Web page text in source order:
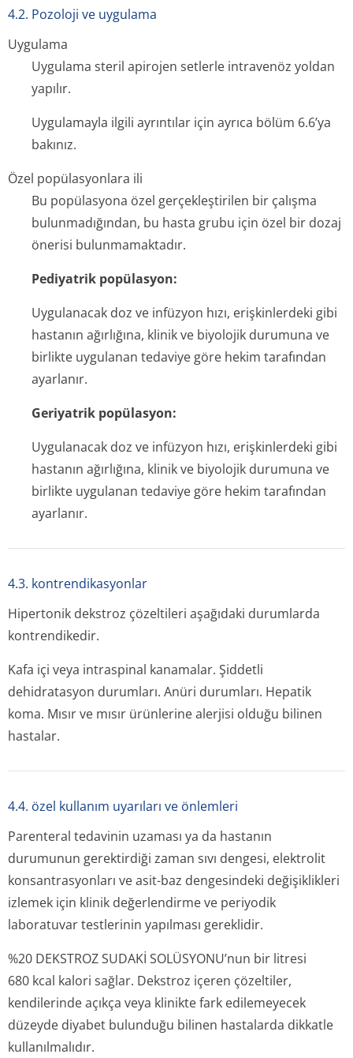
4.2. Pozoloji ve uygulama
Uygulama
Uygulama steril apirojen setlerle intravenöz yoldan
yapılır.
Uygulamayla ilgili ayrıntılar için ayrıca bölüm 6.6’ya
bakınız.
Özel popülasyonlara ili
Bu popülasyona özel gerçekleştirilen bir çalışma
bulunmadığından, bu hasta grubu için özel bir dozaj
önerisi bulunmamaktadır.
Pediyatrik popülasyon:
Uygulanacak doz ve infüzyon hızı, erişkinlerdeki gibi
hastanın ağırlığına, klinik ve biyolojik durumuna ve
birlikte uygulanan tedaviye göre hekim tarafından
ayarlanır.
Geriyatrik popülasyon:
Uygulanacak doz ve infüzyon hızı, erişkinlerdeki gibi
hastanın ağırlığına, klinik ve biyolojik durumuna ve
birlikte uygulanan tedaviye göre hekim tarafından
ayarlanır.
4.3. kontrendikasyonlar
Hipertonik dekstroz çözeltileri aşağıdaki durumlarda
kontrendikedir.
Kafa içi veya intraspinal kanamalar. Şiddetli
dehidratasyon durumları. Anüri durumları. Hepatik
koma. Mısır ve mısır ürünlerine alerjisi olduğu bilinen
hastalar.
4.4. özel kullanım uyarıları ve önlemleri
Parenteral tedavinin uzaması ya da hastanın
durumunun gerektirdiği zaman sıvı dengesi, elektrolit
konsantrasyonları ve asit-baz dengesindeki değişiklikleri
izlemek için klinik değerlendirme ve periyodik
laboratuvar testlerinin yapılması gereklidir.
%20 DEKSTROZ SUDAKİ SOLÜSYONU’nun bir litresi
680 kcal kalori sağlar. Dekstroz içeren çözeltiler,
kendilerinde açıkça veya klinikte fark edilemeyecek
düzeyde diyabet bulunduğu bilinen hastalarda dikkatle
kullanılmalıdır.